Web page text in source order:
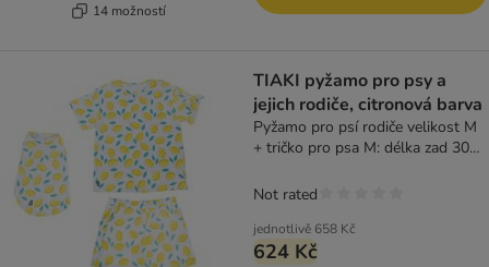
14 možností
TIAKI pyžamo pro psy a
jejich rodiče, citronová barva
Pyžamo pro psí rodiče velikost M
+ tričko pro psa M: délka zad 30
jednotlivě 658 Kč
624 Kč
Not rated